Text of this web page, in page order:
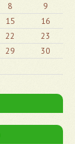
8
9
15
16
22
23
29
30